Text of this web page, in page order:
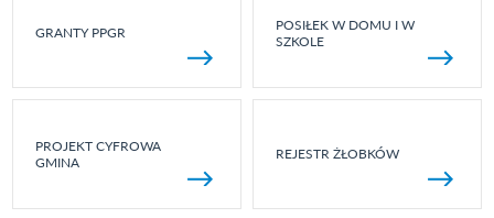
GRANTY PPGR
POSIŁEK W DOMU I W
SZKOLE
PROJEKT CYFROWA
GMINA
REJESTR ŻŁOBKÓW